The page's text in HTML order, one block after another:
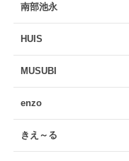
南部池永
HUIS
MUSUBI
enzo
きえ～る